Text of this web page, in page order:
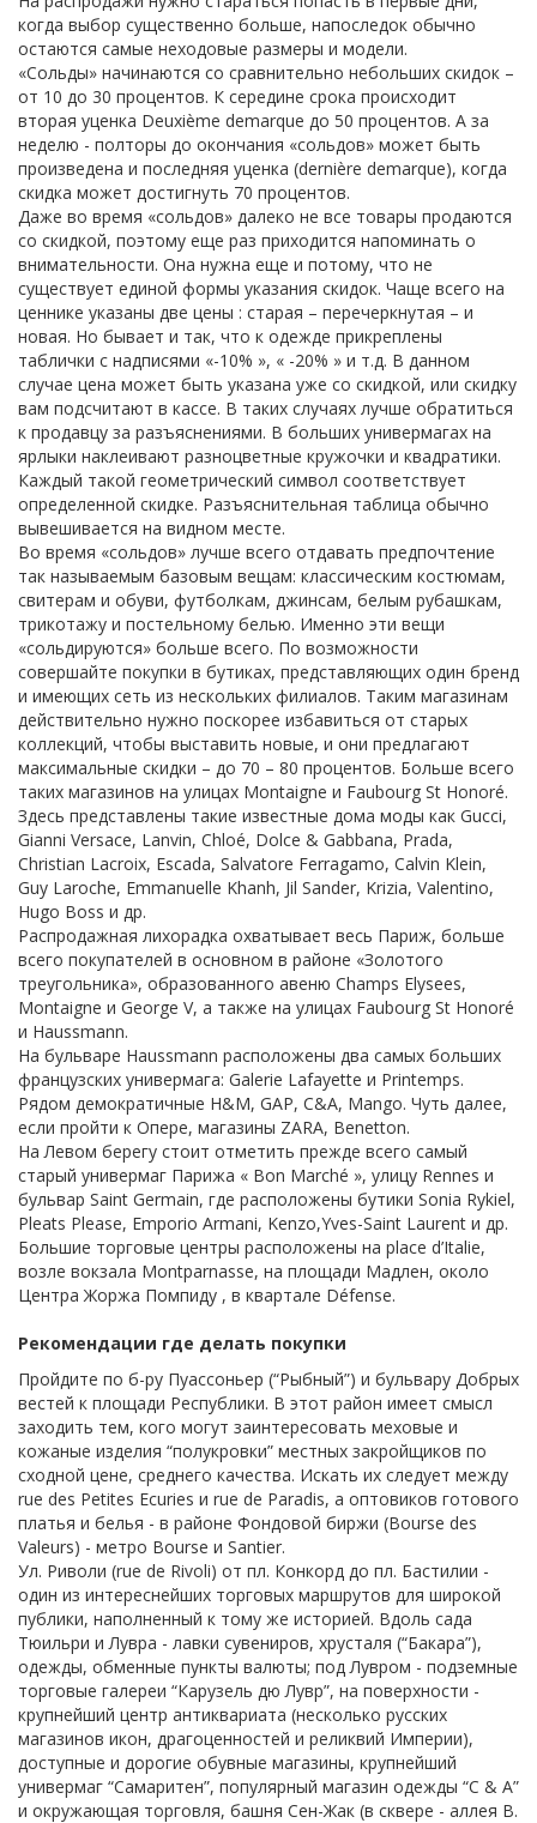
когда выбор существенно больше, напоследок обычно
остаются самые неходовые размеры и модели.
«Сольды» начинаются со сравнительно небольших скидок –
от 10 до 30 процентов. К середине срока происходит
вторая уценка Deuxième demarque до 50 процентов. А за
неделю - полторы до окончания «сольдов» может быть
произведена и последняя уценка (dernière demarque), когда
скидка может достигнуть 70 процентов.
Даже во время «сольдов» далеко не все товары продаются
со скидкой, поэтому еще раз приходится напоминать о
внимательности. Она нужна еще и потому, что не
существует единой формы указания скидок. Чаще всего на
ценнике указаны две цены : старая – перечеркнутая – и
новая. Но бывает и так, что к одежде прикреплены
таблички с надписями «-10% », « -20% » и т.д. В данном
случае цена может быть указана уже со скидкой, или скидку
вам подсчитают в кассе. В таких случаях лучше обратиться
к продавцу за разъяснениями. В больших универмагах на
ярлыки наклеивают разноцветные кружочки и квадратики.
Каждый такой геометрический символ соответствует
определенной скидке. Разъяснительная таблица обычно
вывешивается на видном месте.
Во время «сольдов» лучше всего отдавать предпочтение
так называемым базовым вещам: классическим костюмам,
свитерам и обуви, футболкам, джинсам, белым рубашкам,
трикотажу и постельному белью. Именно эти вещи
«сольдируются» больше всего. По возможности
совершайте покупки в бутиках, представляющих один бренд
и имеющих сеть из нескольких филиалов. Таким магазинам
действительно нужно поскорее избавиться от старых
коллекций, чтобы выставить новые, и они предлагают
максимальные скидки – до 70 – 80 процентов. Больше всего
таких магазинов на улицах Montaigne и Faubourg St Honoré.
Здесь представлены такие известные дома моды как Gucci,
Gianni Versace, Lanvin, Chloé, Dolce & Gabbana, Prada,
Christian Lacroix, Escada, Salvatore Ferragamo, Calvin Klein,
Guy Laroche, Emmanuelle Khanh, Jil Sander, Krizia, Valentino,
Hugo Boss и др.
Распродажная лихорадка охватывает весь Париж, больше
всего покупателей в основном в районе «Золотого
треугольника», образованного авеню Champs Elysees,
Montaigne и George V, а также на улицах Faubourg St Honoré
и Haussmann.
На бульваре Haussmann расположены два самых больших
французских универмага: Galerie Lafayette и Printemps.
Рядом демократичные H&M, GAP, C&A, Mango. Чуть далее,
если пройти к Опере, магазины ZARA, Benetton.
На Левом берегу стоит отметить прежде всего самый
старый универмаг Парижа « Bon Marché », улицу Rennes и
бульвар Saint Germain, где расположены бутики Sonia Rykiel,
Pleats Please, Emporio Armani, Kenzo,Yves-Saint Laurent и др.
Большие торговые центры расположены на place d’Italie,
возле вокзала Montparnasse, на площади Мадлен, около
Центра Жоржа Помпиду , в квартале Défense.
Рекомендации где делать покупки
Пройдите по б-ру Пуассоньер (“Рыбный”) и бульвару Добрых
вестей к площади Республики. В этот район имеет смысл
заходить тем, кого могут заинтересовать меховые и
кожаные изделия “полукровки” местных закройщиков по
сходной цене, среднего качества. Искать их следует между
rue des Petites Ecuries и rue de Paradis, а оптовиков готового
платья и белья - в районе Фондовой биржи (Bourse des
Valeurs) - метро Bourse и Santier.
Ул. Риволи (rue de Rivoli) от пл. Конкорд до пл. Бастилии -
один из интереснейших торговых маршрутов для широкой
публики, наполненный к тому же историей. Вдоль сада
Тюильри и Лувра - лавки сувениров, хрусталя (“Бакара”),
одежды, обменные пункты валюты; под Лувром - подземные
торговые галереи “Карузель дю Лувр”, на поверхности -
крупнейший центр антиквариата (несколько русских
магазинов икон, драгоценностей и реликвий Империи),
доступные и дорогие обувные магазины, крупнейший
универмаг “Самаритен”, популярный магазин одежды “С & А”
и окружающая торговля, башня Сен-Жак (в сквере - аллея В.